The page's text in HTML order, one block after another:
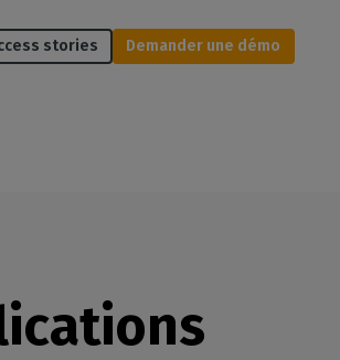
stories Demander une démo